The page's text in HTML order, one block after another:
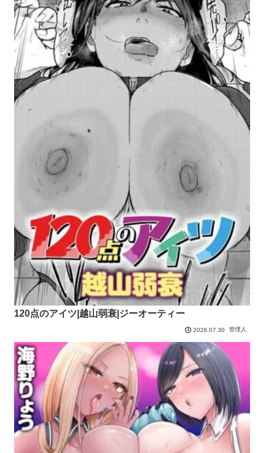
120点のアイツ|越山弱衰|ジーオーティー
2026.07.30 管理人